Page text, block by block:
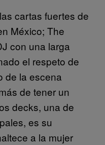
cartas fuertes de
México; The
con una larga
el respeto de
de la escena
de tener un
decks, una de
es su
a la mujer